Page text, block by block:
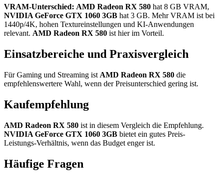
VRAM-Unterschied: AMD Radeon RX 580 hat 8 GB VRAM,
NVIDIA GeForce GTX 1060 3GB hat 3 GB. Mehr VRAM ist bei
1440p/4K, hohen Textureinstellungen und KI-Anwendungen
relevant. AMD Radeon RX 580 ist hier im Vorteil.
Einsatzbereiche und Praxisvergleich
Für Gaming und Streaming ist AMD Radeon RX 580 die
empfehlenswertere Wahl, wenn der Preisunterschied gering ist.
Kaufempfehlung
AMD Radeon RX 580 ist in diesem Vergleich die Empfehlung.
NVIDIA GeForce GTX 1060 3GB bietet ein gutes Preis-
Leistungs-Verhältnis, wenn das Budget enger ist.
Häufige Fragen